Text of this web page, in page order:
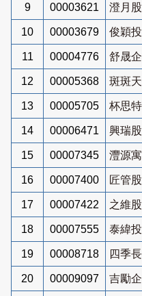
9 00003621 澄月
10 00003679 俊穎
11 00004776 舒晟
12 00005368 斑斑
13 00005705 杯思
14 00006471 興瑞
15 00007345 灃源
16 00007400 匠管
17 00007422 之維
18 00007555 泰緯
19 00008718 四季
20 00009097 吉勵